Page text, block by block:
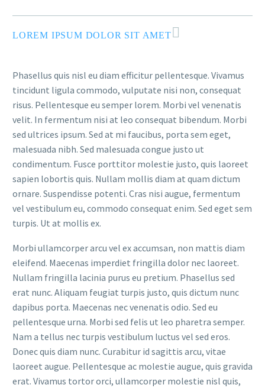
LOREM IPSUM DOLOR SIT AMET
Phasellus quis nisl eu diam efficitur pellentesque. Vivamus
tincidunt ligula commodo, vulputate nisi non, consequat
risus. Pellentesque eu semper lorem. Morbi vel venenatis
velit. In fermentum nisi at leo consequat bibendum. Morbi
sed ultrices ipsum. Sed at mi faucibus, porta sem eget,
malesuada nibh. Sed malesuada congue justo ut
condimentum. Fusce porttitor molestie justo, quis laoreet
sapien lobortis quis. Nullam mollis diam at quam dictum
ornare. Suspendisse potenti. Cras nisi augue, fermentum
vel vestibulum eu, commodo consequat enim. Sed eget sem
turpis. Ut at mollis ex.
Morbi ullamcorper arcu vel ex accumsan, non mattis diam
eleifend. Maecenas imperdiet fringilla dolor nec laoreet.
Nullam fringilla lacinia purus eu pretium. Phasellus sed
erat nunc. Aliquam feugiat turpis justo, quis dictum nunc
dapibus porta. Maecenas nec venenatis odio. Sed eu
pellentesque urna. Morbi sed felis ut leo pharetra semper.
Nam a tellus nec turpis vestibulum luctus vel sed eros.
Donec quis diam nunc. Curabitur id sagittis arcu, vitae
laoreet augue. Pellentesque ac molestie augue, quis gravida
erat. Vivamus tortor orci, ullamcorper molestie nisl quis,